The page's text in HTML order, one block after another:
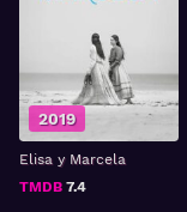
Elisa y Marcela
TMDB 7.4
2019